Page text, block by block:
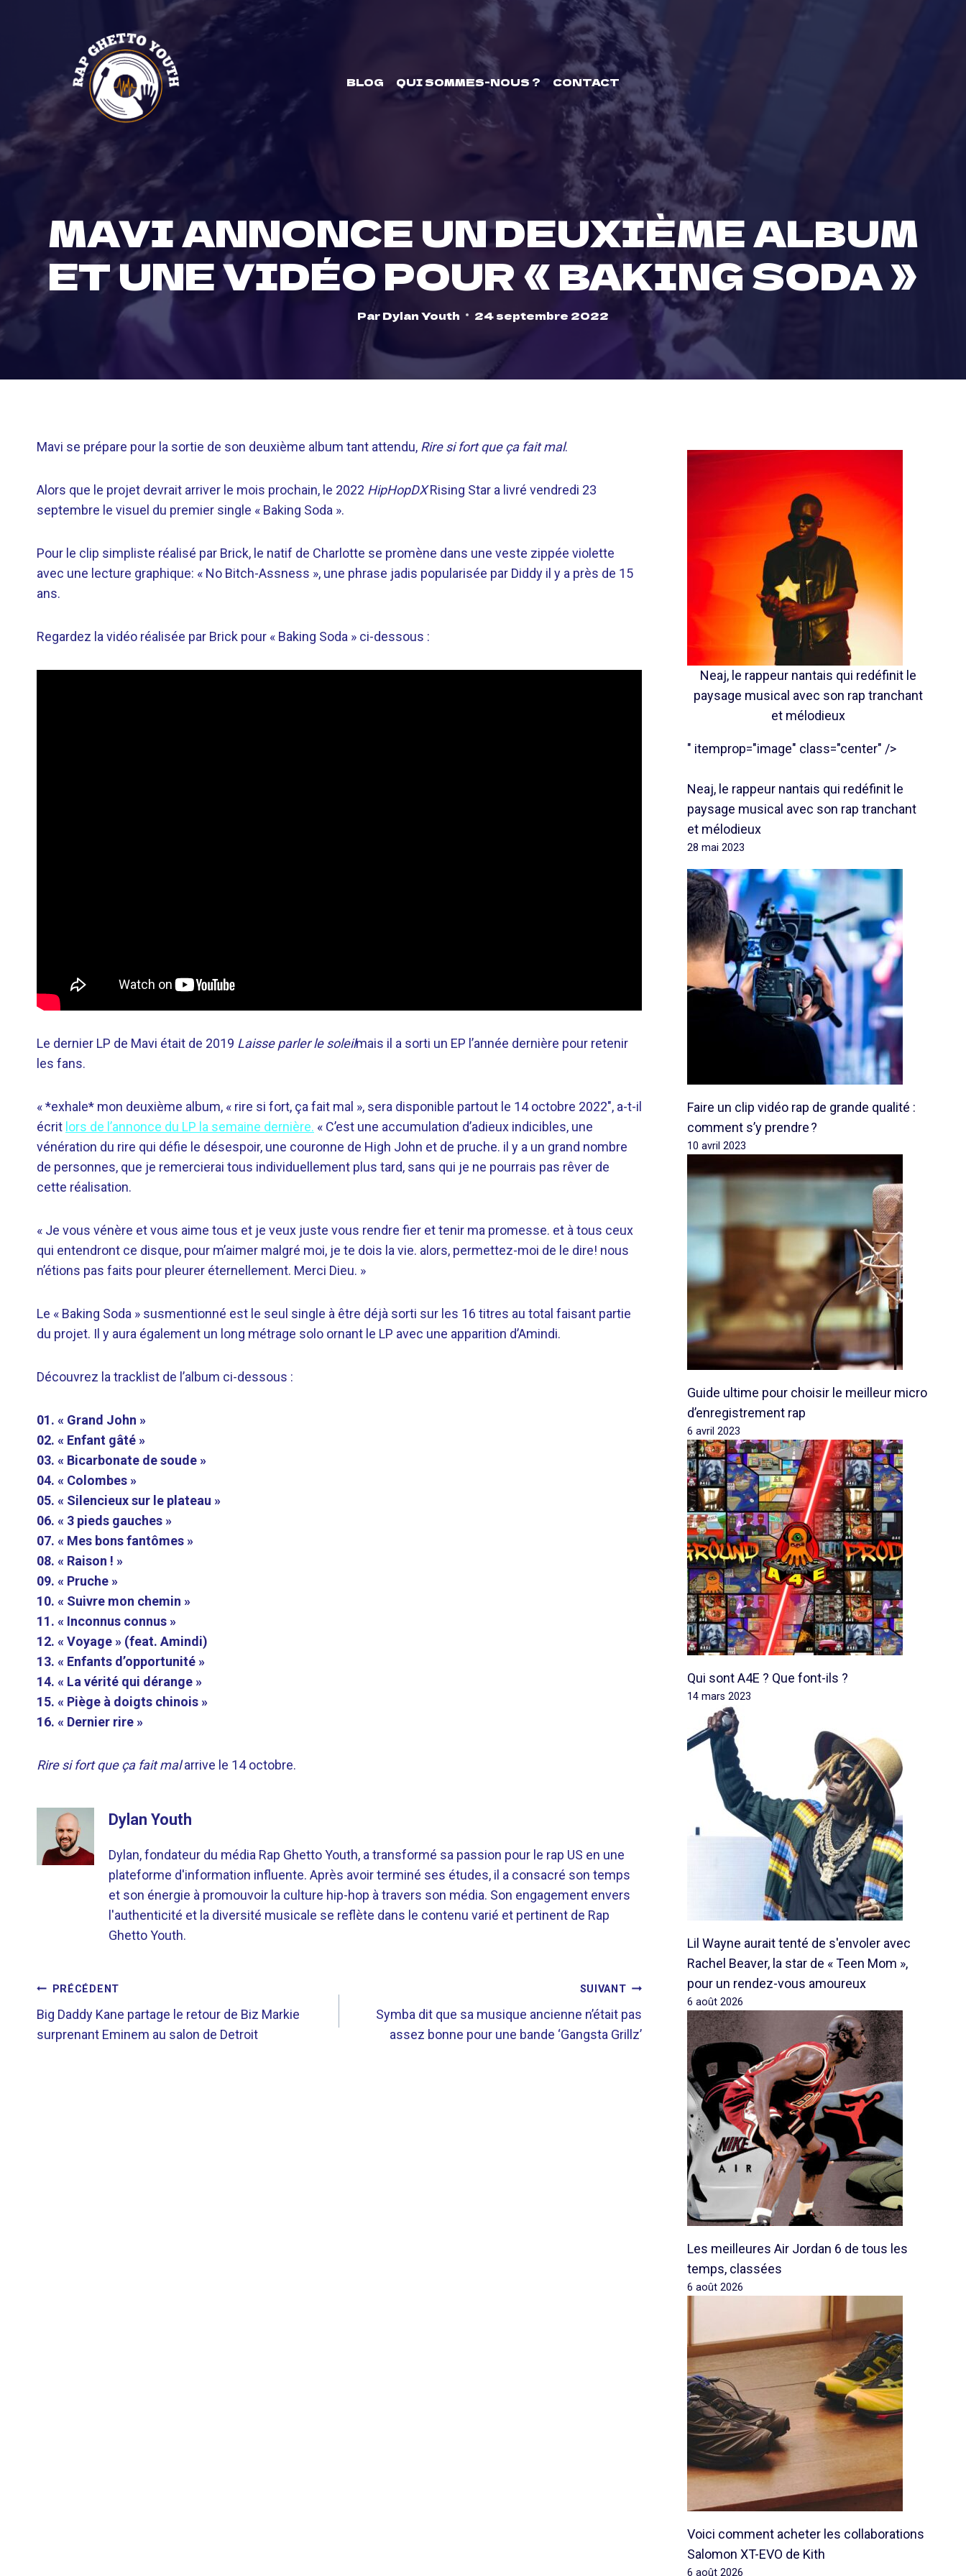
BLOG QUI SOMMES-NOUS ? CONTACT
MAVI ANNONCE UN DEUXIÈME ALBUM
ET UNE VIDÉO POUR « BAKING SODA »
ParDylan Youth 24 septembre 2022
Mavi se prépare pour la sortie de son deuxième album tant attendu, Rire si fort que ça fait mal.
Alors que le projet devrait arriver le mois prochain, le 2022 HipHopDXRising Star a livré vendredi 23
septembre le visuel du premier single « Baking Soda ».
Pour le clip simpliste réalisé par Brick, le natif de Charlotte se promène dans une veste zippée violette
avec une lecture graphique: « No Bitch-Assness », une phrase jadis popularisée par Diddy il y a près de 15
ans.
Regardez la vidéo réalisée par Brick pour « Baking Soda » ci-dessous :
Le dernier LP de Mavi était de 2019 Laisse parler le soleilmais il a sorti un EP l’année dernière pour retenir
les fans.
« *exhale* mon deuxième album, « rire si fort, ça fait mal », sera disponible partout le 14 octobre 2022″, a-t-il
écrit lors de l’annonce du LP la semaine dernière. « C’est une accumulation d’adieux indicibles, une
vénération du rire qui défie le désespoir, une couronne de High John et de pruche. il y a un grand nombre
de personnes, que je remercierai tous individuellement plus tard, sans qui je ne pourrais pas rêver de
cette réalisation.
« Je vous vénère et vous aime tous et je veux juste vous rendre fier et tenir ma promesse. et à tous ceux
qui entendront ce disque, pour m’aimer malgré moi, je te dois la vie. alors, permettez-moi de le dire! nous
n’étions pas faits pour pleurer éternellement. Merci Dieu. »
Le « Baking Soda » susmentionné est le seul single à être déjà sorti sur les 16 titres au total faisant partie
du projet. Il y aura également un long métrage solo ornant le LP avec une apparition d’Amindi.
Découvrez la tracklist de l’album ci-dessous :
01. « Grand John »
02. « Enfant gâté »
03. « Bicarbonate de soude »
04. « Colombes »
05. « Silencieux sur le plateau »
06. « 3 pieds gauches »
07. « Mes bons fantômes »
08. « Raison ! »
09. « Pruche »
10. « Suivre mon chemin »
11. « Inconnus connus »
12. « Voyage » (feat. Amindi)
13. « Enfants d’opportunité »
14. « La vérité qui dérange »
15. « Piège à doigts chinois »
16. « Dernier rire »
Rire si fort que ça fait malarrive le 14 octobre.
Dylan Youth
Dylan, fondateur du média Rap Ghetto Youth, a transformé sa passion pour le rap US en une
plateforme d'information influente. Après avoir terminé ses études, il a consacré son temps
et son énergie à promouvoir la culture hip-hop à travers son média. Son engagement envers
l'authenticité et la diversité musicale se reflète dans le contenu varié et pertinent de Rap
Ghetto Youth.
NAVIGATION
DE
PRÉCÉDENT
Big Daddy Kane partage le retour de Biz Markie
surprenant Eminem au salon de Detroit
SUIVANT
Symba dit que sa musique ancienne n’était pas
assez bonne pour une bande ‘Gangsta Grillz’
Neaj, le rappeur nantais qui redéfinit le
paysage musical avec son rap tranchant
et mélodieux
" itemprop="image" class="center" />
Neaj, le rappeur nantais qui redéfinit le
paysage musical avec son rap tranchant
et mélodieux
28 mai 2023
Faire un clip vidéo rap de grande qualité :
comment s’y prendre ?
10 avril 2023
Guide ultime pour choisir le meilleur micro
d’enregistrement rap
6 avril 2023
Qui sont A4E ? Que font-ils ?
14 mars 2023
Lil Wayne aurait tenté de s'envoler avec
Rachel Beaver, la star de « Teen Mom »,
pour un rendez-vous amoureux
6 août 2026
Les meilleures Air Jordan 6 de tous les
temps, classées
6 août 2026
Voici comment acheter les collaborations
Salomon XT-EVO de Kith
6 août 2026